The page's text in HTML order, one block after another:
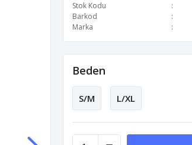
Stok Kodu
Barkod
Marka
Beden
S/M L/XL